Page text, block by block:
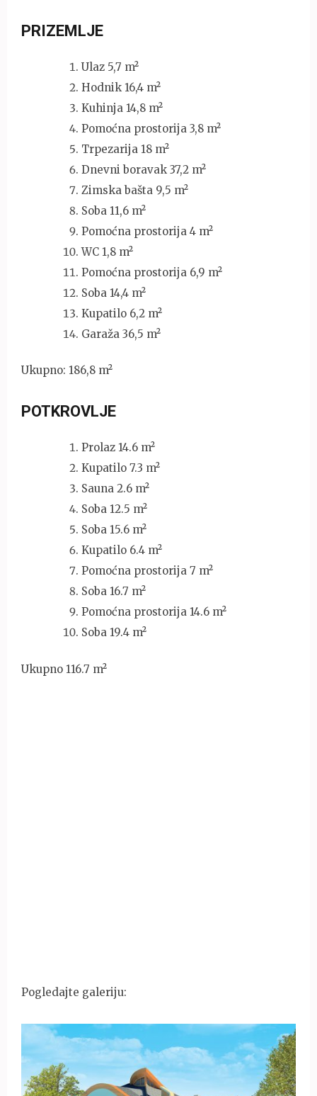
PRIZEMLJE
Ulaz 5,7 m²
Hodnik 16,4 m²
Kuhinja 14,8 m²
Pomoćna prostorija 3,8 m²
Trpezarija 18 m²
Dnevni boravak 37,2 m²
Zimska bašta 9,5 m²
Soba 11,6 m²
Pomoćna prostorija 4 m²
WC 1,8 m²
Pomoćna prostorija 6,9 m²
Soba 14,4 m²
Kupatilo 6,2 m²
Garaža 36,5 m²
Ukupno: 186,8 m²
POTKROVLJE
Prolaz 14.6 m²
Kupatilo 7.3 m²
Sauna 2.6 m²
Soba 12.5 m²
Soba 15.6 m²
Kupatilo 6.4 m²
Pomoćna prostorija 7 m²
Soba 16.7 m²
Pomoćna prostorija 14.6 m²
Soba 19.4 m²
Ukupno 116.7 m²
Pogledajte galeriju: